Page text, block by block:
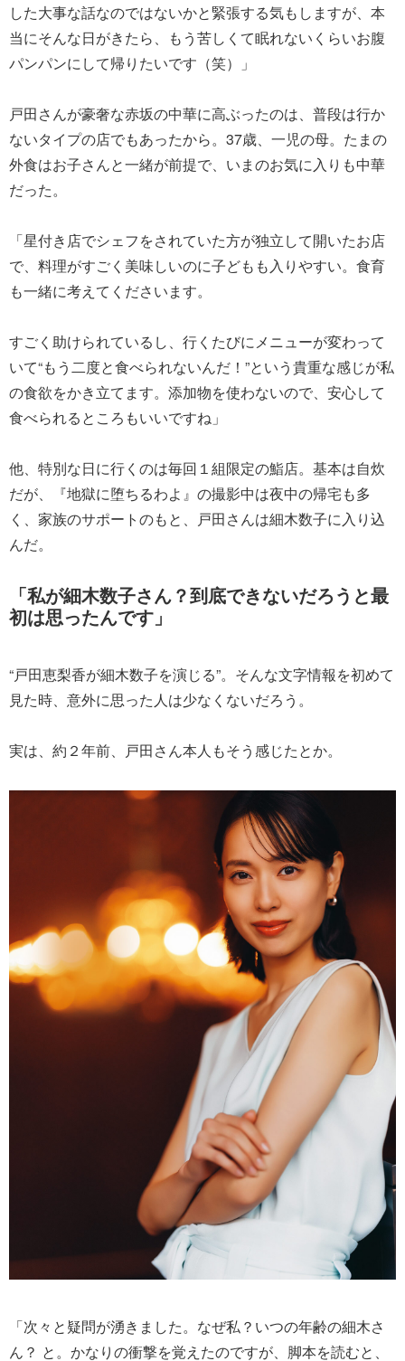
した大事な話なのではないかと緊張する気もしますが、本
当にそんな日がきたら、もう苦しくて眠れないくらいお腹
パンパンにして帰りたいです（笑）」
戸田さんが豪奢な赤坂の中華に高ぶったのは、普段は行か
ないタイプの店でもあったから。37歳、一児の母。たまの
外食はお子さんと一緒が前提で、いまのお気に入りも中華
だった。
「星付き店でシェフをされていた方が独立して開いたお店
で、料理がすごく美味しいのに子どもも入りやすい。食育
も一緒に考えてくださいます。
すごく助けられているし、行くたびにメニューが変わって
いて“もう二度と食べられないんだ！”という貴重な感じが私
の食欲をかき立てます。添加物を使わないので、安心して
食べられるところもいいですね」
他、特別な日に行くのは毎回１組限定の鮨店。基本は自炊
だが、『地獄に堕ちるわよ』の撮影中は夜中の帰宅も多
く、家族のサポートのもと、戸田さんは細木数子に入り込
んだ。
「私が細木数子さん？到底できないだろうと最
初は思ったんです」
“戸田恵梨香が細木数子を演じる”。そんな文字情報を初めて
見た時、意外に思った人は少なくないだろう。
実は、約２年前、戸田さん本人もそう感じたとか。
「次々と疑問が湧きました。なぜ私？いつの年齢の細木さ
ん？ と。かなりの衝撃を覚えたのですが、脚本を読むと、